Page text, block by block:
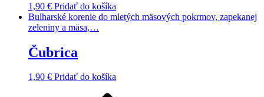
1,90 € Pridať do košíka
Bulharské korenie do mletých mäsových pokrmov, zapekanej
zeleniny a mäsa,…
Čubrica
1,90 € Pridať do košíka